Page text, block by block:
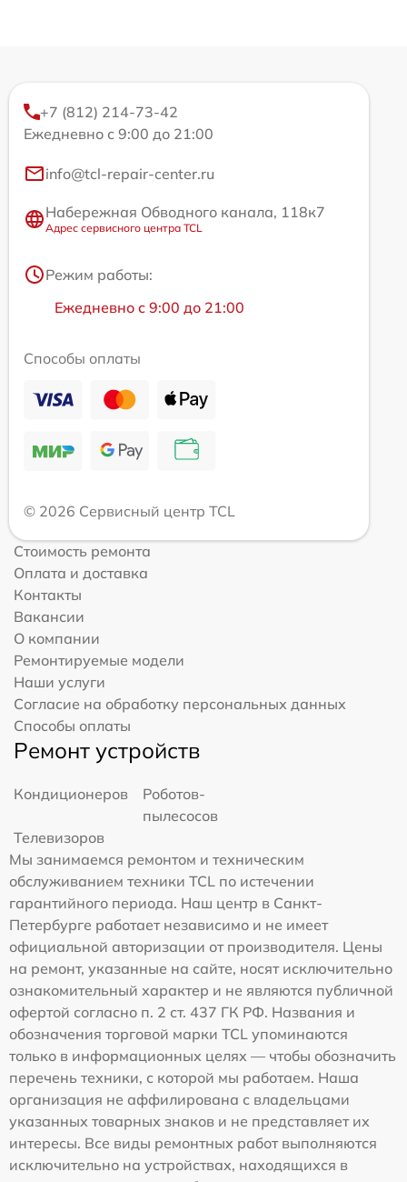
+7 (812) 214-73-42
Ежедневно с 9:00 до 21:00
info@tcl-repair-center.ru
Набережная Обводного канала, 118к7
Адрес сервисного центра TCL
Режим работы:
Ежедневно с 9:00 до 21:00
Способы оплаты
© 2026 Сервисный центр TCL
Стоимость ремонта
Оплата и доставка
Контакты
Вакансии
О компании
Ремонтируемые модели
Наши услуги
Согласие на обработку персональных данных
Способы оплаты
Ремонт устройств
Кондиционеров
Роботов-
пылесосов
Телевизоров
Мы занимаемся ремонтом и техническим
обслуживанием техники TCL по истечении
гарантийного периода. Наш центр в Санкт-
Петербурге работает независимо и не имеет
официальной авторизации от производителя. Цены
на ремонт, указанные на сайте, носят исключительно
ознакомительный характер и не являются публичной
офертой согласно п. 2 ст. 437 ГК РФ. Названия и
обозначения торговой марки TCL упоминаются
только в информационных целях — чтобы обозначить
перечень техники, с которой мы работаем. Наша
организация не аффилирована с владельцами
указанных товарных знаков и не представляет их
интересы. Все виды ремонтных работ выполняются
исключительно на устройствах, находящихся в